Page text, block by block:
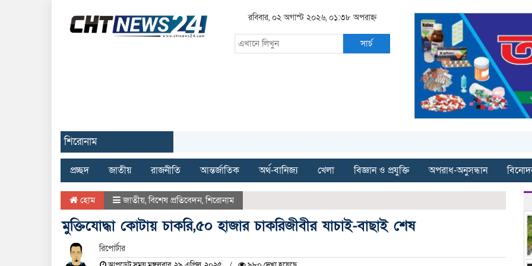
রবিবার, ০২ অগাস্ট ২০২৬, ০১:৩৮ অপরাহ্ন
সার্চ
শিরোনাম
প্রচ্ছদ জাতীয় রাজনীতি আন্তর্জাতিক অর্থ-বানিজ্য খেলা বিজ্ঞান ও প্রযুক্তি অপরাধ-অনুসন্ধান
হোম জাতীয়,বিশেষ প্রতিবেদন,শিরোনাম
মুক্তিযোদ্ধা কোটায় চাকরি,৫০ হাজার চাকরিজীবীর যাচাই-বাছাই শেষ
রিপোর্টার